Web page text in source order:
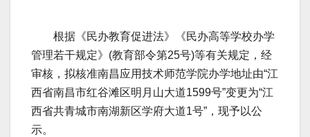
根据《民办教育促进法》《民办高等学校办学
管理若干规定》(教育部令第25号)等有关规定，经
审核，拟核准南昌应用技术师范学院办学地址由“江
西省南昌市红谷滩区明月山大道1599号”变更为“江
西省共青城市南湖新区学府大道1号”，现予以公
示。